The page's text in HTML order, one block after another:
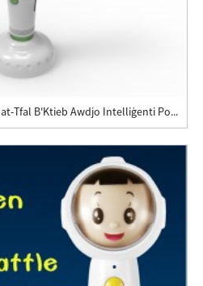
Tfal B'Ktieb Awdjo Intelliġenti Po...